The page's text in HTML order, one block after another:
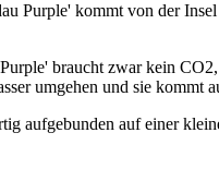
Purple' kommt von der
braucht zwar kein
umgehen und sie kommt
aufgebunden auf einer